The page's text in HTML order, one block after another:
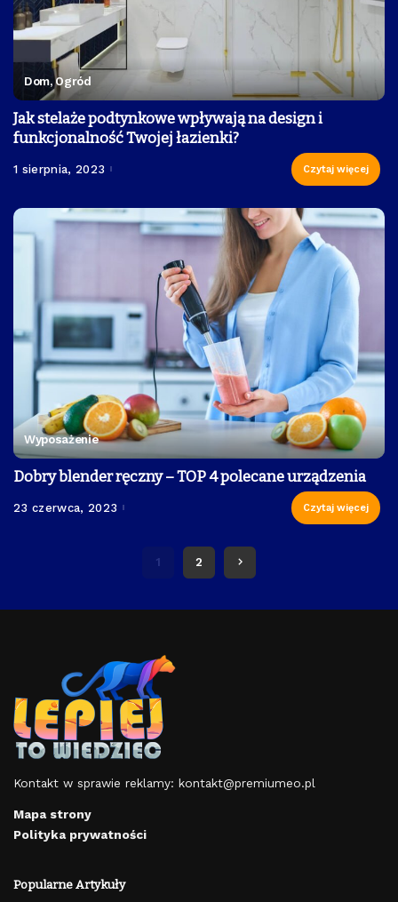
Dom, Ogród
Jak stelaże podtynkowe wpływają na design i
funkcjonalność Twojej łazienki?
1 sierpnia, 2023 Czytaj więcej
Wyposażenie
Dobry blender ręczny – TOP 4 polecane urządzenia
23 czerwca, 2023 Czytaj więcej
1 2
Kontakt w sprawie reklamy: kontakt@premiumeo.pl
Mapa strony
Polityka prywatności
Popularne Artykuły